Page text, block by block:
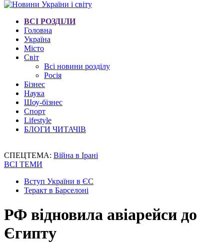
ВСІ РОЗДІЛИ
Головна
Україна
Місто
Світ
Всі новини розділу
Росія
Бізнес
Наука
Шоу-бізнес
Спорт
Lifestyle
БЛОГИ ЧИТАЧІВ
СПЕЦТЕМА: Війна в Ірані
ВСІ ТЕМИ
Вступ України в ЄС
Теракт в Барселоні
РФ відновила авіарейси до
Єгипту